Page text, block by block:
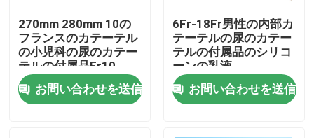
品質管理
お問い合わせ
見積依頼
270mm 280mm 10の
フランスのカテーテル
の小児科の尿のカテー
テルの付属品Fr10
お問い合わせを送信
6Fr-18Fr男性の内部カ
テーテルの尿のカテー
テルの付属品のシリコ
ーンの乳液
お問い合わせを送信